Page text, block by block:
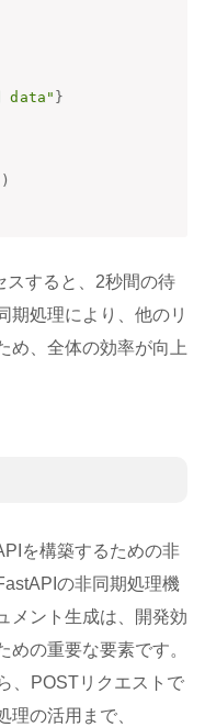
data" }
)
スすると、2秒間の待
期処理により、他のリ
め、全体の効率が向上
を構築するための非
の非同期処理機
メント生成は、開発効
の重要な要素です。
、POSTリクエストで
の活用まで、